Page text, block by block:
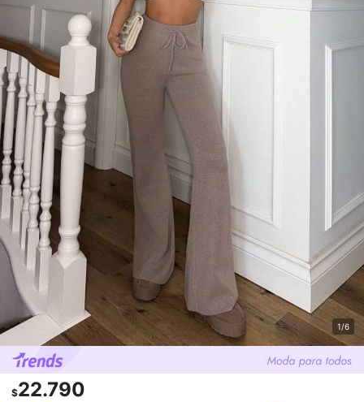
1/6
$22.790